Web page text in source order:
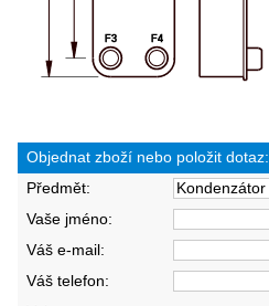
Objednat zboží nebo položit dotaz:
Předmět:
Vaše jméno:
Váš e-mail:
Váš telefon: